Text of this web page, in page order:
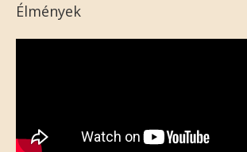
Élmények